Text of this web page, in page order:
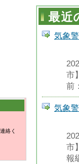
最近
気象
市
前
気象
市
報
絡く